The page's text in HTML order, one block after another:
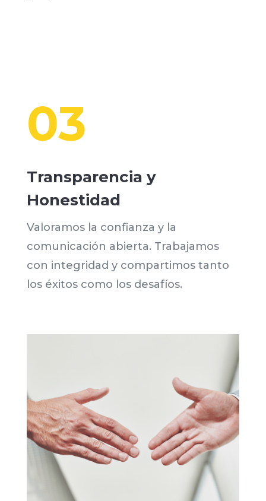
03
Transparencia y
Honestidad
Valoramos la confianza y la
comunicación abierta. Trabajamos
con integridad y compartimos tanto
los éxitos como los desafíos.